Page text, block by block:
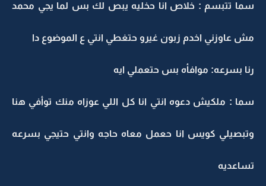
سما تتبسم : خلاص انا حخليه يبص لك بس لما يجي محمد
مش عاوزني اخدم زبون غيرو حتغطي انتي ع الموضوع دا
رنا بسرعه: موافأه بس حتعملي ايه
سما : ملكيش دعوه انتي انا كل اللي عوزاه منك توأفي هنا
وتبصيلي كويس انا حعمل معاه حاجه وانتي حتيجي بسرعه
تساعديه